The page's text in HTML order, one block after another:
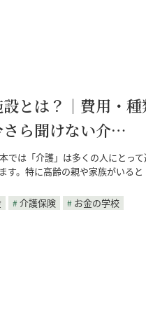
とは？｜費用・
さら聞けない介…
では「介護」は多くの人にとっ
す。特に高齢の親や家族がいる
介護保険
お金の学校